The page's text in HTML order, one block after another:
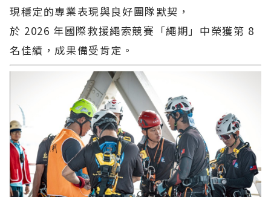
現穩定的專業表現與良好團隊默契，
於 2026 年國際救援繩索競賽「繩期」中榮獲第 8
名佳績，成果備受肯定。